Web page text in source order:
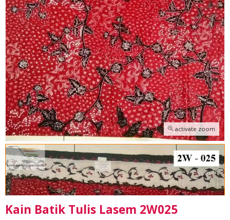
activate zoom
Kain Batik Tulis Lasem 2W025